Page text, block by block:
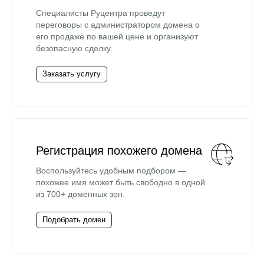
Специалисты Руцентра проведут
переговоры с администратором домена о
его продаже по вашей цене и организуют
безопасную сделку.
Заказать услугу
Регистрация похожего домена
Воспользуйтесь удобным подбором —
похожее имя может быть свободно в одной
из 700+ доменных зон.
Подобрать домен